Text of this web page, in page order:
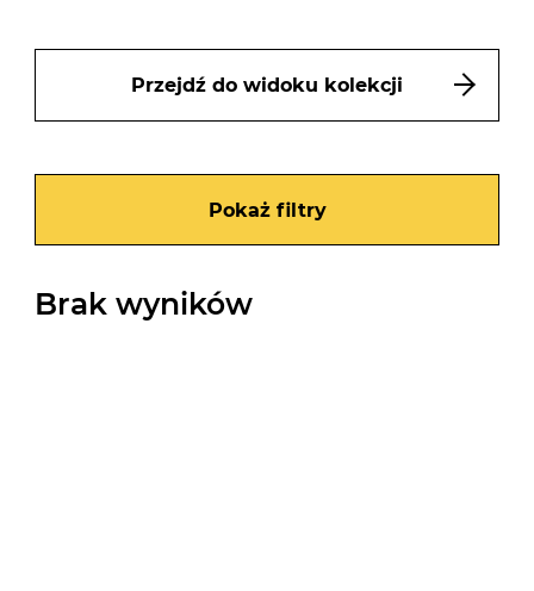
Przejdź do widoku kolekcji
Pokaż filtry
Brak wyników